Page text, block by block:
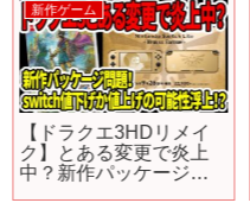
新作ゲーム
【ドラクエ3HDリメイ
ク】とある変更で炎上
中？新作パッケージ問